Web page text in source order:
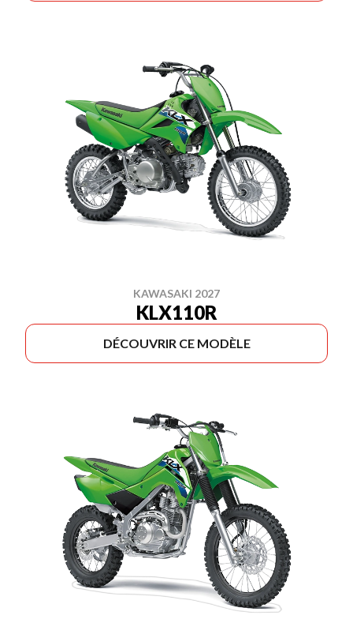
KAWASAKI 2027
KLX110R
DÉCOUVRIR CE MODÈLE